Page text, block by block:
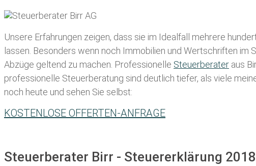
Unsere Erfahrungen zeigen, dass sie im Idealfall mehrere
lassen . Besonders wenn noch Immobilien und Wertschriften
Abzüge geltend zu machen. Professionelle Steuerberater aus
professionelle Steuerberatung sind deutlich tiefer, als viele
noch heute und sehen Sie selbst:
KOSTENLOSE OFFERTEN-ANFRAGE
Steuerberater Birr - Steuererklärung